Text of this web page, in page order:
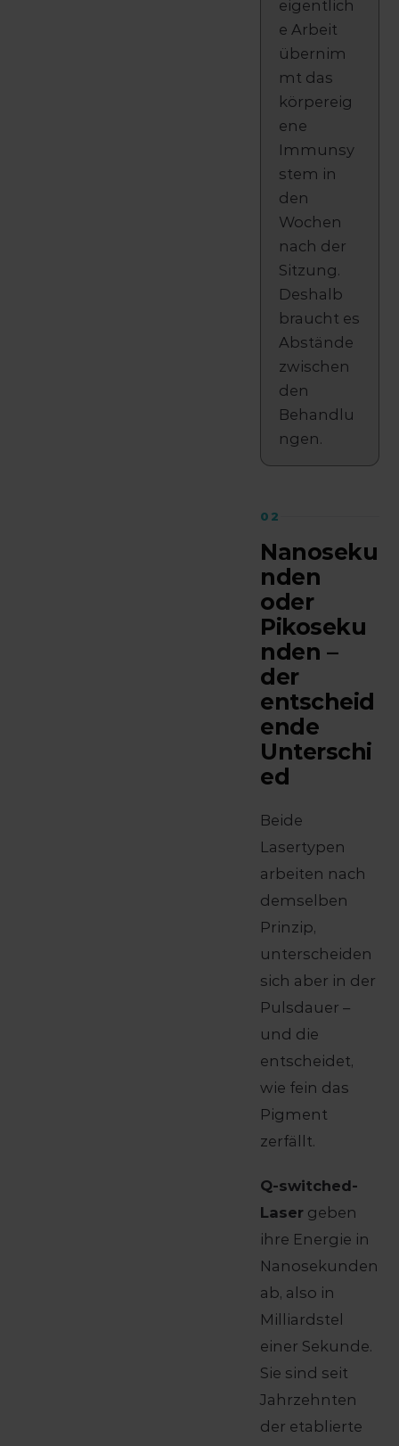
eigentlich
e Arbeit
übernim
mt das
körpereig
ene
Immunsy
stem in
den
Wochen
nach der
Sitzung.
Deshalb
braucht es
Abstände
zwischen
den
Behandlu
ngen.
02
Nanoseku
nden
oder
Pikoseku
nden –
der
entscheid
ende
Unterschi
ed
Beide
Lasertypen
arbeiten nach
demselben
Prinzip,
unterscheiden
sich aber in der
Pulsdauer –
und die
entscheidet,
wie fein das
Pigment
zerfällt.
Q-switched-
Laser geben
ihre Energie in
Nanosekunden
ab, also in
Milliardstel
einer Sekunde.
Sie sind seit
Jahrzehnten
der etablierte